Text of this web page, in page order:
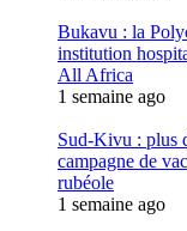
Bukavu : la
institution
All Africa
1 semaine ago
Sud-Kivu : plus
campagne de
rubéole
1 semaine ago